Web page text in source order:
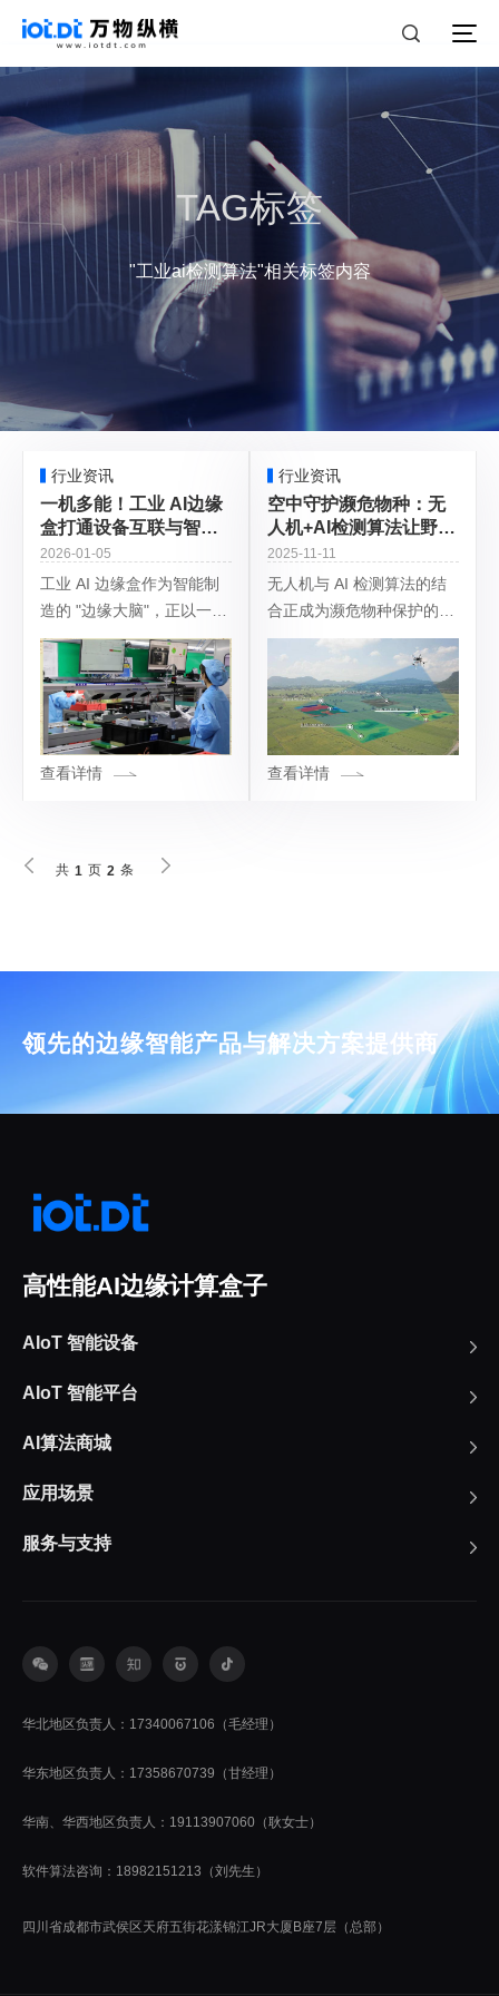
TAG标签
"工业ai检测算法"相关标签内容
行业资讯
一机多能！工业 AI边缘
盒打通设备互联与智能
分析
2026-01-05
工业 AI 边缘盒作为智能制
造的 "边缘大脑"，正以一机
多能的特性重塑工业现场数
据处理模式，实现从设备互
联到智能分析的全链路贯
通，成为连接物
查看详情
行业资讯
空中守护濒危物种：无
人机+AI检测算法让野保
效率提升10倍
2025-11-11
无人机与 AI 检测算法的结
合正成为濒危物种保护的革
命性工具，通过高效的数据
采集与智能分析，显著提升
了监测效率与精准度。以下
是基于全球多个实践案例的
深度解析：一
查看详情
共 1 页 2 条
领先的边缘智能产品与解决方案提供商
高性能AI边缘计算盒子
AIoT 智能设备
AIoT 智能平台
AI算法商城
应用场景
服务与支持
华北地区负责人：17340067106（毛经理）
华东地区负责人：17358670739（甘经理）
华南、华西地区负责人：19113907060（耿女士）
软件算法咨询：18982151213（刘先生）
四川省成都市武侯区天府五街花漾锦江JR大厦B座7层（总部）